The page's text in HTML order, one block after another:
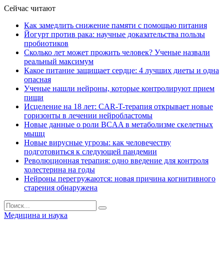
Сейчас читают
Как замедлить снижение памяти с помощью питания
Йогурт против рака: научные доказательства пользы
пробиотиков
Сколько лет может прожить человек? Ученые назвали
реальный максимум
Какое питание защищает сердце: 4 лучших диеты и одна
опасная
Ученые нашли нейроны, которые контролируют прием
пищи
Исцеление на 18 лет: CAR-T-терапия открывает новые
горизонты в лечении нейробластомы
Новые данные о роли BCAA в метаболизме скелетных
мышц
Новые вирусные угрозы: как человечеству
подготовиться к следующей пандемии
Революционная терапия: одно введение для контроля
холестерина на годы
Нейроны перегружаются: новая причина когнитивного
старения обнаружена
Медицина и наука